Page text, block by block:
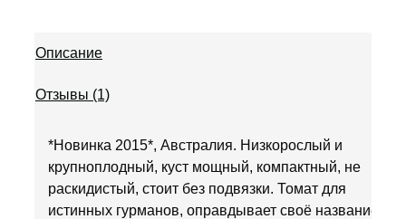
Описание
Отзывы (1)
*Новинка 2015*, Австралия. Низкорослый и
крупноплодный, куст мощный, компактный, не
раскидистый, стоит без подвязки. Томат для
истинных гурманов, оправдывает своё название.